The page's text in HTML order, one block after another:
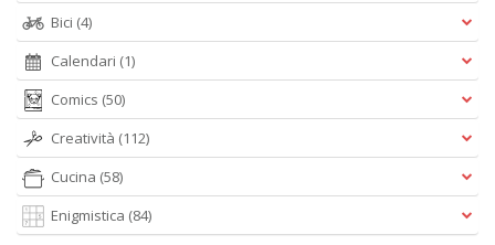
Bici (4)
Calendari (1)
Comics (50)
Creatività (112)
Cucina (58)
Enigmistica (84)